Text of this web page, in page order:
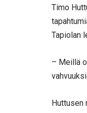
Timo
Tapiolan
– Meillä
Huttusen